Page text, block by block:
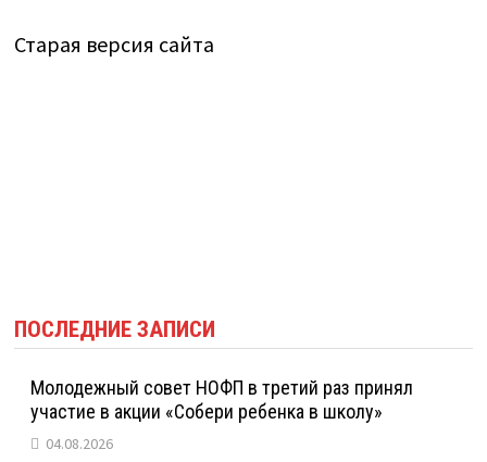
Старая версия сайта
ПОСЛЕДНИЕ ЗАПИСИ
Молодежный совет НОФП в третий раз принял
участие в акции «Собери ребенка в школу»
04.08.2026